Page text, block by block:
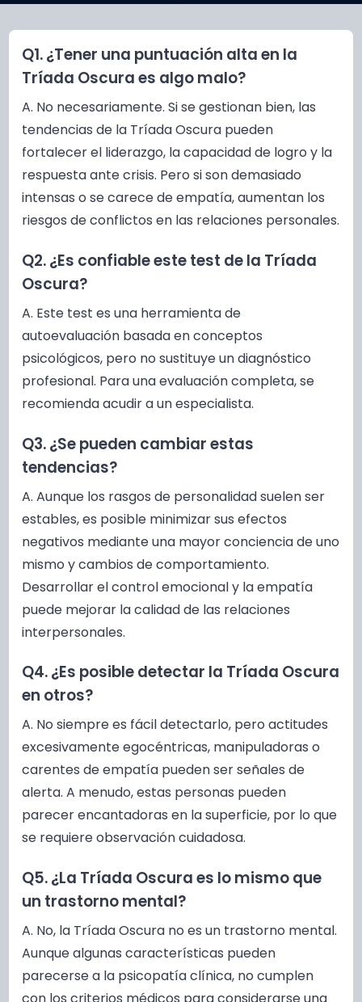
Q1. ¿Tener una puntuación alta en la
Tríada Oscura es algo malo?
A. No necesariamente. Si se gestionan bien, las
tendencias de la Tríada Oscura pueden
fortalecer el liderazgo, la capacidad de logro y la
respuesta ante crisis. Pero si son demasiado
intensas o se carece de empatía, aumentan los
riesgos de conflictos en las relaciones personales.
Q2. ¿Es confiable este test de la Tríada
Oscura?
A. Este test es una herramienta de
autoevaluación basada en conceptos
psicológicos, pero no sustituye un diagnóstico
profesional. Para una evaluación completa, se
recomienda acudir a un especialista.
Q3. ¿Se pueden cambiar estas
tendencias?
A. Aunque los rasgos de personalidad suelen ser
estables, es posible minimizar sus efectos
negativos mediante una mayor conciencia de uno
mismo y cambios de comportamiento.
Desarrollar el control emocional y la empatía
puede mejorar la calidad de las relaciones
interpersonales.
Q4. ¿Es posible detectar la Tríada Oscura
en otros?
A. No siempre es fácil detectarlo, pero actitudes
excesivamente egocéntricas, manipuladoras o
carentes de empatía pueden ser señales de
alerta. A menudo, estas personas pueden
parecer encantadoras en la superficie, por lo que
se requiere observación cuidadosa.
Q5. ¿La Tríada Oscura es lo mismo que
un trastorno mental?
A. No, la Tríada Oscura no es un trastorno mental.
Aunque algunas características pueden
parecerse a la psicopatía clínica, no cumplen